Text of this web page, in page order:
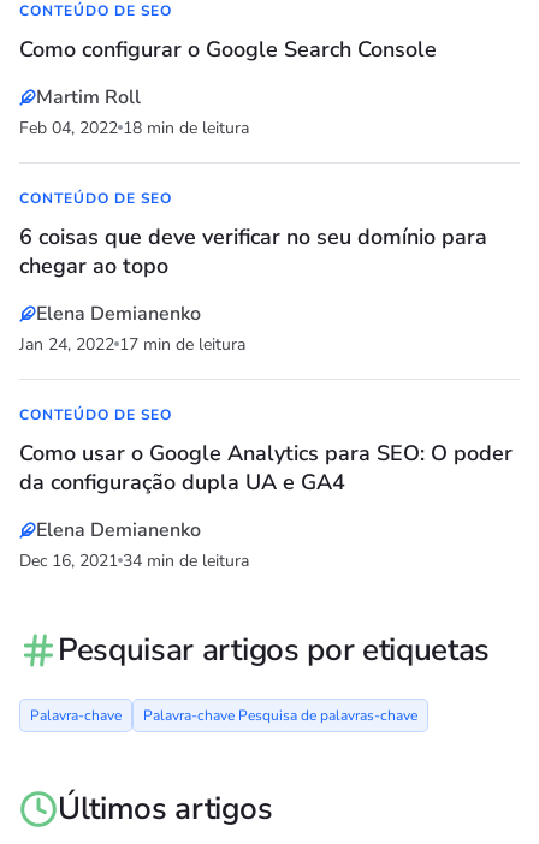
CONTEÚDO DE SEO
Como configurar o Google Search Console
Martim Roll
Feb 04, 2022 18 min de leitura
CONTEÚDO DE SEO
6 coisas que deve verificar no seu domínio para
chegar ao topo
Elena Demianenko
Jan 24, 2022 17 min de leitura
CONTEÚDO DE SEO
Como usar o Google Analytics para SEO: O poder
da configuração dupla UA e GA4
Elena Demianenko
Dec 16, 2021 34 min de leitura
Pesquisar artigos por etiquetas
Palavra-chave Palavra-chave Pesquisa de palavras-chave
Últimos artigos